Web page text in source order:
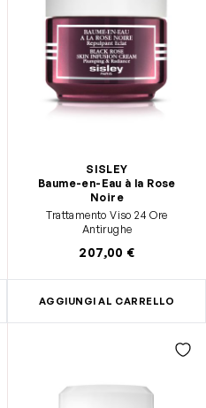
SISLEY
Baume-en-Eau à la Rose
Noire
Trattamento Viso 24 Ore
Antirughe
207,00 €
AGGIUNGI AL CARRELLO